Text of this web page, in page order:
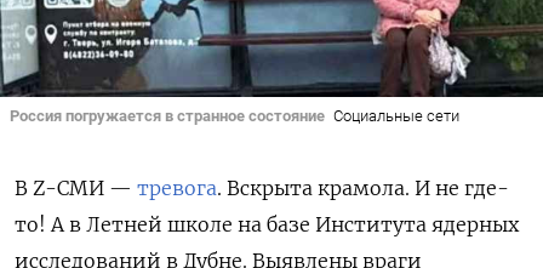
Россия погружается в странное состояние Социальные сети
В Z-СМИ — тревога. Вскрыта крамола. И не где-
то! А в Летней школе на базе Института ядерных
исследований в Дубне. Выявлены враги